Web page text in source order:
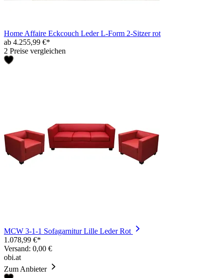
Home Affaire Eckcouch Leder L-Form 2-Sitzer rot
ab 4.255,99 €*
2 Preise vergleichen
MCW 3-1-1 Sofagarnitur Lille Leder Rot
1.078,99 €*
Versand: 0,00 €
obi.at
Zum Anbieter